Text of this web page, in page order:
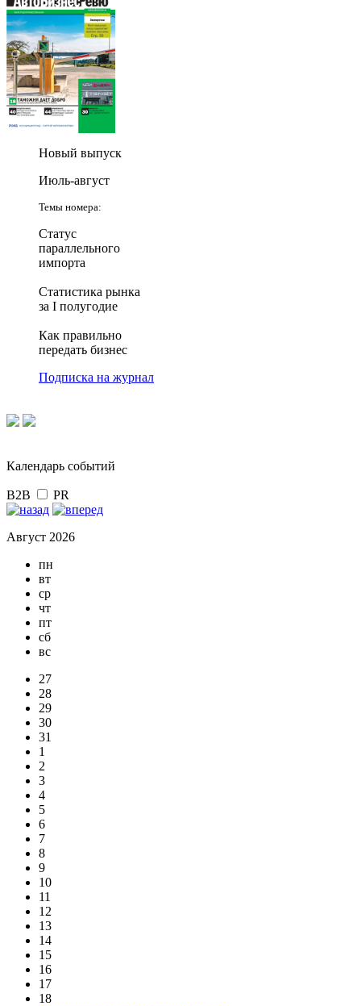
Новый выпуск
Июль-август
Темы номера:
Статус
параллельного
импорта
Статистика рынка
за I полугодие
Как правильно
передать бизнес
Подписка на журнал
Календарь событий
B2B PR
Август 2026
пн
вт
ср
чт
пт
сб
вс
27
28
29
30
31
1
2
3
4
5
6
7
8
9
10
11
12
13
14
15
16
17
18